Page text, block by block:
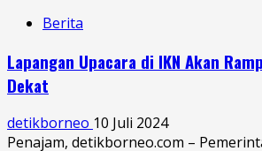
Berita
Lapangan Upacara di IKN Akan
Dekat
detikborneo 10 Juli 2024
Penajam, detikborneo.com –